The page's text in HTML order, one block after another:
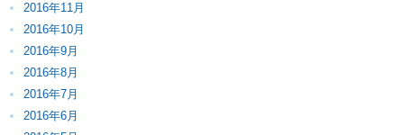
2016年11月
2016年10月
2016年9月
2016年8月
2016年7月
2016年6月